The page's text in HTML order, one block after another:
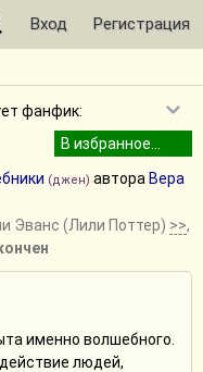
Вход Регистрация
фанфик:
(джен) автора Вера
Эванс (Лили Поттер) >>,
именно волшебного.
людей,